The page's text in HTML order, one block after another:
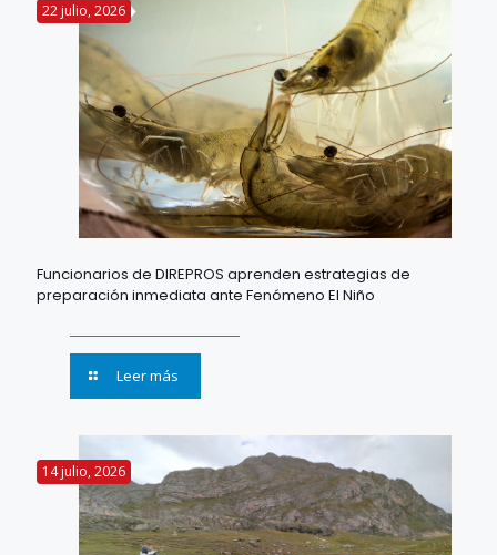
22 julio, 2026
Funcionarios de DIREPROS aprenden estrategias de
preparación inmediata ante Fenómeno El Niño
Leer más
14 julio, 2026